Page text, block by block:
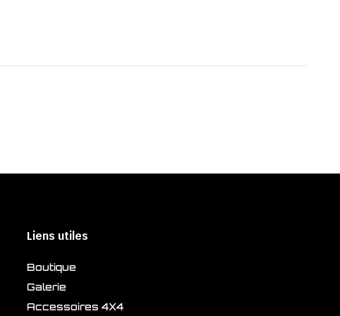
Liens utiles
Boutique
Galerie
Accessoires 4X4